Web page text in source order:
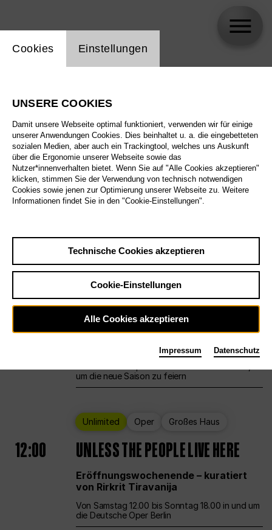
Alle Sparten
Alle Spielstätten
Alle Merkmale
Sa29.8.
Großes Haus
12:00 Eröffnungswochenende
um die neue Saison zu feiern
Unlimited Oper Großes Haus
12:00 UNLESS THE PEOPLE LIVE HERE
Eröffnungswochenende – kuratiert
von Rirkrit Tiravanija
Von Samstag 12.00 bis Sonntag 18.00 in und um
die Deutsche Oper Berlin
Einstellung Website Cookie
Cookies Einstellungen
UNSERE COOKIES
Damit unsere Webseite optimal funktioniert, verwenden wir für einige
unserer Anwendungen Cookies. Dies beinhaltet u. a. die eingebetteten
sozialen Medien, aber auch ein Trackingtool, welches uns Auskunft
über die Ergonomie unserer Webseite sowie das
Nutzer*innenverhalten bietet. Wenn Sie auf "Alle Cookies akzeptieren"
klicken, stimmen Sie der Verwendung von technisch notwendigen
Cookies sowie jenen zur Optimierung unserer Webseite zu. Weitere
Informationen findet Sie in den "Cookie-Einstellungen".
Technische Cookies akzeptieren
Cookie-Einstellungen
Alle Cookies akzeptieren
Impressum Datenschutz